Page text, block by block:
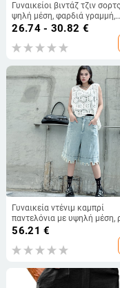
Γυναικείοι βιντάζ τζιν
ψηλή μέση, φαρδιά γραμμή,
τριμμένες άκρες, καλοκαίρι
26.74 - 30.82 €
Γυναικεία ντένιμ καμπρί
παντελόνια με υψηλή μέση,
street hipster στυλ,
56.21 €